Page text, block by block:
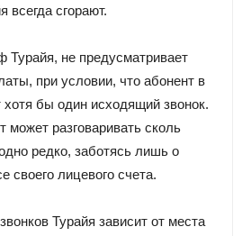
всегда сгорают.
не предусматривает
при условии, что абонент в
хотя бы один исходящий звонок.
может разговаривать сколь
редко, заботясь лишь о
своего лицевого счета.
Турайя зависит от места